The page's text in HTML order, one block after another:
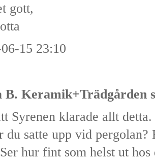
gott,
15 23:10
B. Keramik+Trädgården
Syrenen klarade allt
du satte upp vid
hur fint som helst ut hos